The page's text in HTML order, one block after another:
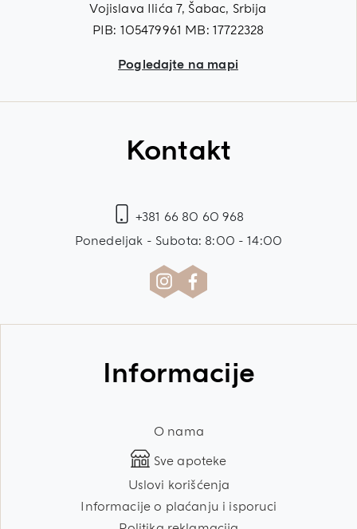
Vojislava Ilića 7, Šabac, Srbija
PIB: 105479961 MB: 17722328
Pogledajte na mapi
Kontakt
+381 66 80 60 968
Ponedeljak - Subota: 8:00 - 14:00
Informacije
O nama
Sve apoteke
Uslovi korišćenja
Informacije o plaćanju i isporuci